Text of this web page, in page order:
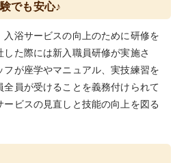
でも安心♪
浴サービスの向上のために研修を
た際には新入職員研修が実施さ
が座学やマニュアル、実技練習を
員が受けることを義務付けられて
ビスの見直しと技能の向上を図る